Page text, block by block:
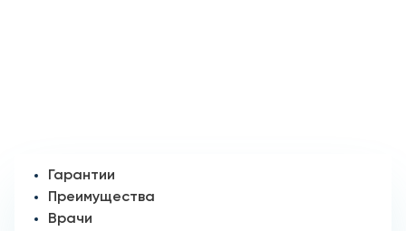
Гарантии
Преимущества
Врачи